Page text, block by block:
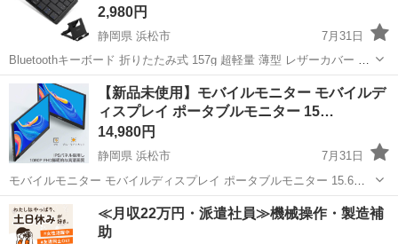
2,980円
静岡県 浜松市
7月31日
Bluetoothキーボード 折りたたみ式 157g 超軽量 薄型 レザーカバー 財
布型 ワイヤレスキーボード USB 薄型 IOS/Android/Windows に対応 ス
マホ用 スタンド付 【テレワーク リモート 在...
静岡 浜松市 その他 キーボード
【新品未使用】モバイルモニター モバイルデ
ィスプレイ ポータブルモニター 15…
14,980円
静岡県 浜松市
7月31日
モバイルモニター モバイルディスプレイ ポータブルモニター 15.6イ
ンチ ゲームモニター IPS液晶パネル 1920x1080FHD 薄型 軽量 内蔵ス
ピーカー USB Type-C/標準HDMI/mini DP スタンド...
静岡 浜松市 パソコン モニター
≪月収22万円・派遣社員≫機械操作・製造補
助